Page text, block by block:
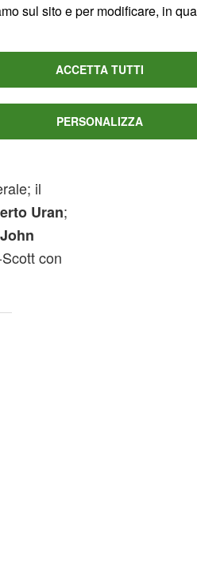
per gli
ci sarà
in
il
Uran;
con
sul sito e per modificare, in
ACCETTA TUTTI
PERSONALIZZA